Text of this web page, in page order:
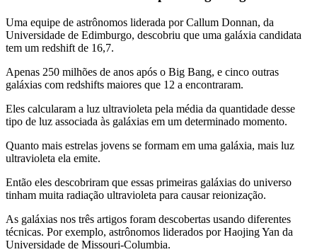
Uma equipe de astrônomos liderada por Callum Donnan, da
Universidade de Edimburgo, descobriu que uma galáxia candidata
tem um redshift de 16,7.
Apenas 250 milhões de anos após o Big Bang, e cinco outras
galáxias com redshifts maiores que 12 a encontraram.
Eles calcularam a luz ultravioleta pela média da quantidade desse
tipo de luz associada às galáxias em um determinado momento.
Quanto mais estrelas jovens se formam em uma galáxia, mais luz
ultravioleta ela emite.
Então eles descobriram que essas primeiras galáxias do universo
tinham muita radiação ultravioleta para causar reionização.
As galáxias nos três artigos foram descobertas usando diferentes
técnicas. Por exemplo, astrônomos liderados por Haojing Yan da
Universidade de Missouri-Columbia.